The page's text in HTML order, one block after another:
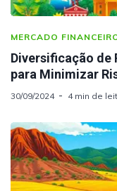
MERCADO
Diversificação
para Minimizar
30/09/2024 4 min de